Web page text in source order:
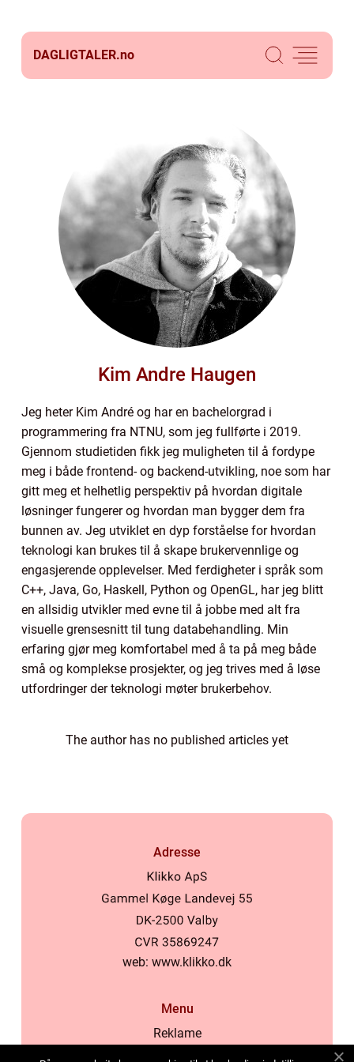
DAGLIGTALER.no
Kim Andre Haugen
Jeg heter Kim André og har en bachelorgrad i
programmering fra NTNU, som jeg fullførte i 2019.
Gjennom studietiden fikk jeg muligheten til å fordype
meg i både frontend- og backend-utvikling, noe som har
gitt meg et helhetlig perspektiv på hvordan digitale
løsninger fungerer og hvordan man bygger dem fra
bunnen av. Jeg utviklet en dyp forståelse for hvordan
teknologi kan brukes til å skape brukervennlige og
engasjerende opplevelser. Med ferdigheter i språk som
C++, Java, Go, Haskell, Python og OpenGL, har jeg blitt
en allsidig utvikler med evne til å jobbe med alt fra
visuelle grensesnitt til tung databehandling. Min
erfaring gjør meg komfortabel med å ta på meg både
små og komplekse prosjekter, og jeg trives med å løse
utfordringer der teknologi møter brukerbehov.
The author has no published articles yet
Adresse
web: www.klikko.dk
Menu
Reklame